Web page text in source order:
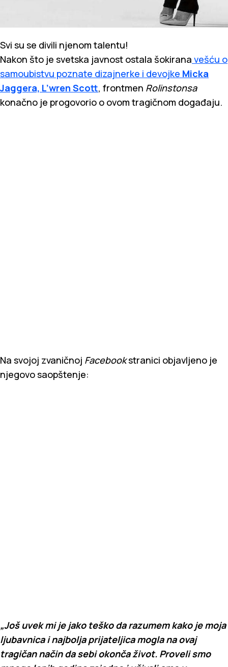
Svi su se divili njenom talentu!
Nakon što je svetska javnost ostala šokirana vešću o
samoubistvu poznate dizajnerke i devojke Micka
Jaggera, L’wren Scott, frontmen Rolinstonsa
konačno je progovorio o ovom tragičnom događaju.
Na svojoj zvaničnoj Facebookstranici objavljeno je
njegovo saopštenje:
„Još uvek mi je jako teško da razumem kako je moja
ljubavnica i najbolja prijateljica mogla na ovaj
tragičan način da sebi okonča život. Proveli smo